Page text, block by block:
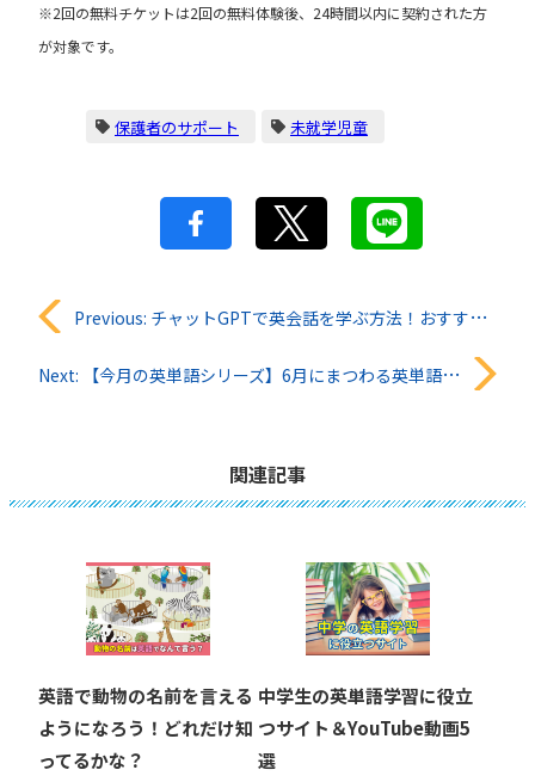
※2回の無料チケットは2回の無料体験後、24時間以内に契約された方
が対象です。
保護者のサポート 未就学児童
投
稿
ョ
ン
Previous: チャットGPTで英会話を学ぶ方法！おすすめプロンプトと無料アプリ活用術
Next: 【今月の英単語シリーズ】6月にまつわる英単語一覧
関連記事
英語で動物の名前を言える
ようになろう！どれだけ知
ってるかな？
中学生の英単語学習に役立
つサイト＆YouTube動画5
選